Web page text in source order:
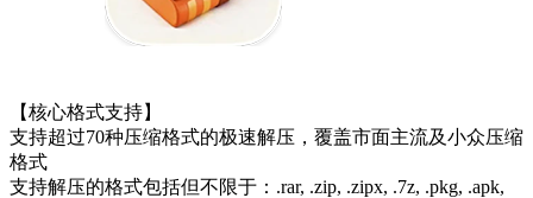
【核心格式支持】
支持超过70种压缩格式的极速解压，覆盖市面主流及小众压缩
格式
支持解压的格式包括但不限于：.rar, .zip, .zipx, .7z, .pkg, .apk,